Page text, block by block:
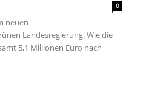
0
neuen
Landesregierung. Wie die
5,1 Millionen Euro nach